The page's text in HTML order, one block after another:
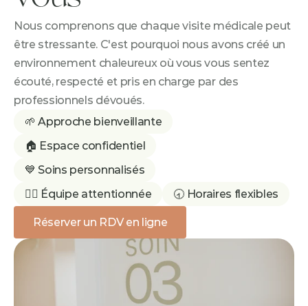
Nous comprenons que chaque visite médicale peut
être stressante. C'est pourquoi nous avons créé un
environnement chaleureux où vous vous sentez
écouté, respecté et pris en charge par des
professionnels dévoués.
🌱 Approche bienveillante
🏠 Espace confidentiel
💙 Soins personnalisés
👩‍⚕️ Équipe attentionnée
🕣 Horaires flexibles
Réserver un RDV en ligne